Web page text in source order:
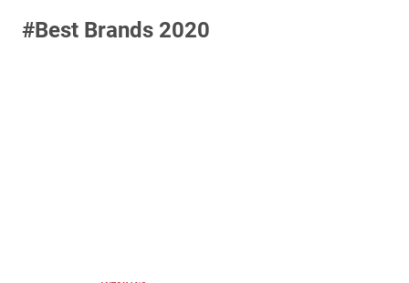
#Best Brands 2020